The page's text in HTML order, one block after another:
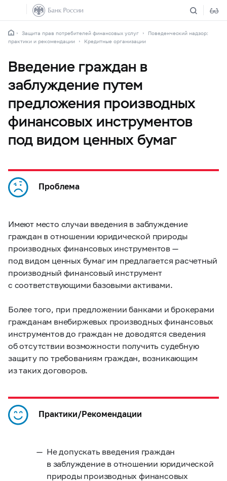
Защита прав потребителей финансовых услуг
Поведенческий надзор:
практики и рекомендации
Кредитные организации
Введение граждан в
заблуждение путем
предложения производных
финансовых инструментов
под видом ценных бумаг
Проблема
Имеют место случаи введения в заблуждение
граждан в отношении юридической природы
производных финансовых инструментов —
под видом ценных бумаг им предлагается расчетный
производный финансовый инструмент
с соответствующими базовыми активами.
Более того, при предложении банками и брокерами
гражданам внебиржевых производных финансовых
инструментов до граждан не доводятся сведения
об отсутствии возможности получить судебную
защиту по требованиям граждан, возникающим
из таких договоров.
Практики/Рекомендации
Не допускать введения граждан
в заблуждение в отношении юридической
природы производных финансовых